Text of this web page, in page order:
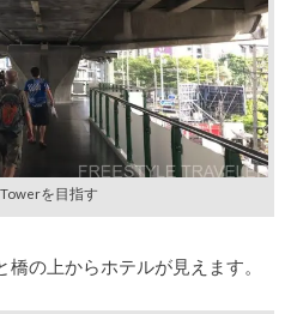
を目指す
の上からホテルが見えます。